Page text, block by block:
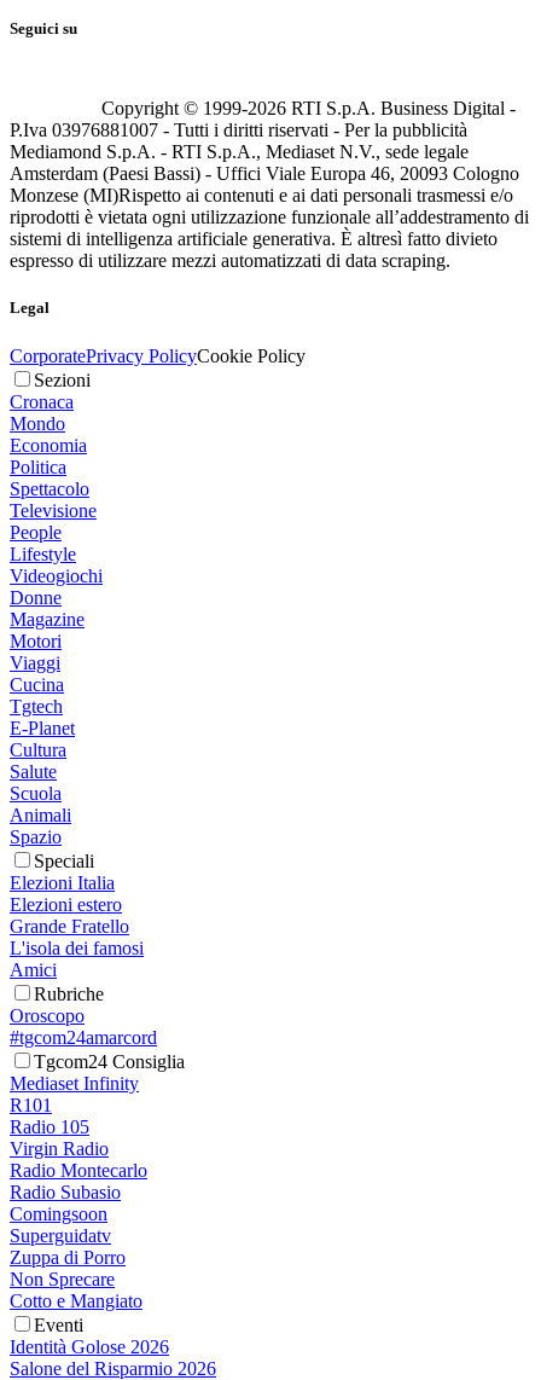
Seguici su
Copyright © 1999-2026 RTI S.p.A. Business Digital -
P.Iva 03976881007 - Tutti i diritti riservati - Per la pubblicità
Mediamond S.p.A. - RTI S.p.A., Mediaset N.V., sede legale
Amsterdam (Paesi Bassi) - Uffici Viale Europa 46, 20093 Cologno
Monzese (MI)Rispetto ai contenuti e ai dati personali trasmessi e/o
riprodotti è vietata ogni utilizzazione funzionale all’addestramento di
sistemi di intelligenza artificiale generativa. È altresì fatto divieto
espresso di utilizzare mezzi automatizzati di data scraping.
Legal
CorporatePrivacy PolicyCookie Policy
Sezioni
Cronaca
Mondo
Economia
Politica
Spettacolo
Televisione
People
Lifestyle
Videogiochi
Donne
Magazine
Motori
Viaggi
Cucina
Tgtech
E-Planet
Cultura
Salute
Scuola
Animali
Spazio
Speciali
Elezioni Italia
Elezioni estero
Grande Fratello
L'isola dei famosi
Amici
Rubriche
Oroscopo
#tgcom24amarcord
Tgcom24 Consiglia
Mediaset Infinity
R101
Radio 105
Virgin Radio
Radio Montecarlo
Radio Subasio
Comingsoon
Superguidatv
Zuppa di Porro
Non Sprecare
Cotto e Mangiato
Eventi
Identità Golose 2026
Salone del Risparmio 2026